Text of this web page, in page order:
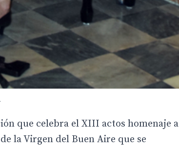
que celebra el XIII actos homenaje a
la Virgen del Buen Aire que se